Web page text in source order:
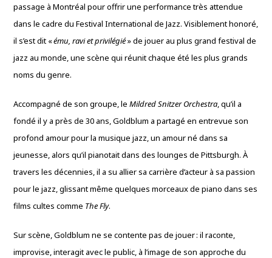
passage à Montréal pour offrir une performance très attendue
dans le cadre du Festival International de Jazz. Visiblement honoré,
il s’est dit «ému, ravi et privilégié» de jouer au plus grand festival de
jazz au monde, une scène qui réunit chaque été les plus grands
noms du genre.
Accompagné de son groupe, leMildred Snitzer Orchestra , qu’il a
fondé il y a près de 30 ans, Goldblum a partagé en entrevue son
profond amour pour la musique jazz, un amour né dans sa
jeunesse, alors qu’il pianotait dans des lounges de Pittsburgh. À
travers les décennies, il a su allier sa carrière d’acteur à sa passion
pour le jazz, glissant même quelques morceaux de piano dans ses
films cultes comme The Fly.
Sur scène, Goldblum ne se contente pas de jouer : il raconte,
improvise, interagit avec le public, à l’image de son approche du